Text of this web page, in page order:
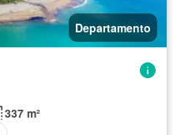
Departamento
337 m²